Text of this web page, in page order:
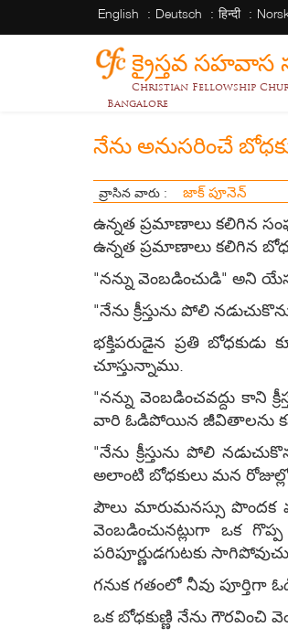
English Deutsch हिन्दी
క్రైస్తవ సహవాస
Christian Fellowship
Bangalore
నేను అనుసరించే
వ్రాసిన వారు : జాక్ పూనెన్
ఉన్నత ప్రమాణాలు కలిగిన
ఉన్నత ప్రమాణాలు కలిగిన
"నన్ను వెంబడించుడి" అని
"నేను క్రీస్తును పోలి
భక్తిపరుడైన ప్రతి
చూస్తున్నాము.
"నన్ను వెంబడించవద్దు కాని
వారి ఓడిపోయిన జీవితాలను
"నేను క్రీస్తును పోలి
అలాంటి బోధకులు మన
పౌలు మారుమనస్సు పొందక
వెంబడించునట్లుగా ఒక
పరిపూర్ణుడగుటకు
గనుక గతంలో నీవు పూర్తిగా
ఒక బోధకుణ్ణి నేను గౌరవించి